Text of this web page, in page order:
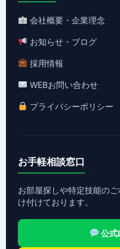
会社概要・企業理念
お知らせ・ブログ
採用情報
WEBお問い合わせ
プライバシーポリシー
お手軽相談窓口
お部屋探しや特定技能の
け付けております。
公式